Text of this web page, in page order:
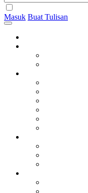
Masuk Buat Tulisan